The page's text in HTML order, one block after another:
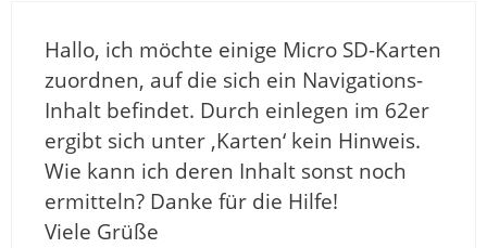
Hallo, ich möchte einige Micro SD-Karten
zuordnen, auf die sich ein Navigations-
Inhalt befindet. Durch einlegen im 62er
ergibt sich unter ‚Karten‘ kein Hinweis.
Wie kann ich deren Inhalt sonst noch
ermitteln? Danke für die Hilfe!
Viele Grüße